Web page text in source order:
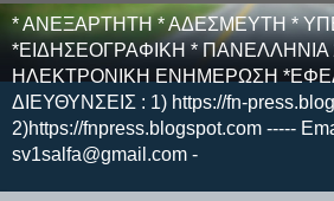
* ΑΝΕΞΑΡΤΗΤΗ * ΑΔΕΣΜΕΥΤΗ *
*ΕΙΔΗΣΕΟΓΡΑΦΙΚΗ * ΠΑΝΕΛΛΗΝΙΑ
ΗΛΕΚΤΡΟΝΙΚΗ ΕΝΗΜΕΡΩΣΗ
ΔΙΕΥΘΥΝΣΕΙΣ : 1) https://fn-
2)https://fnpress.blogspot.com -----
sv1salfa@gmail.com -